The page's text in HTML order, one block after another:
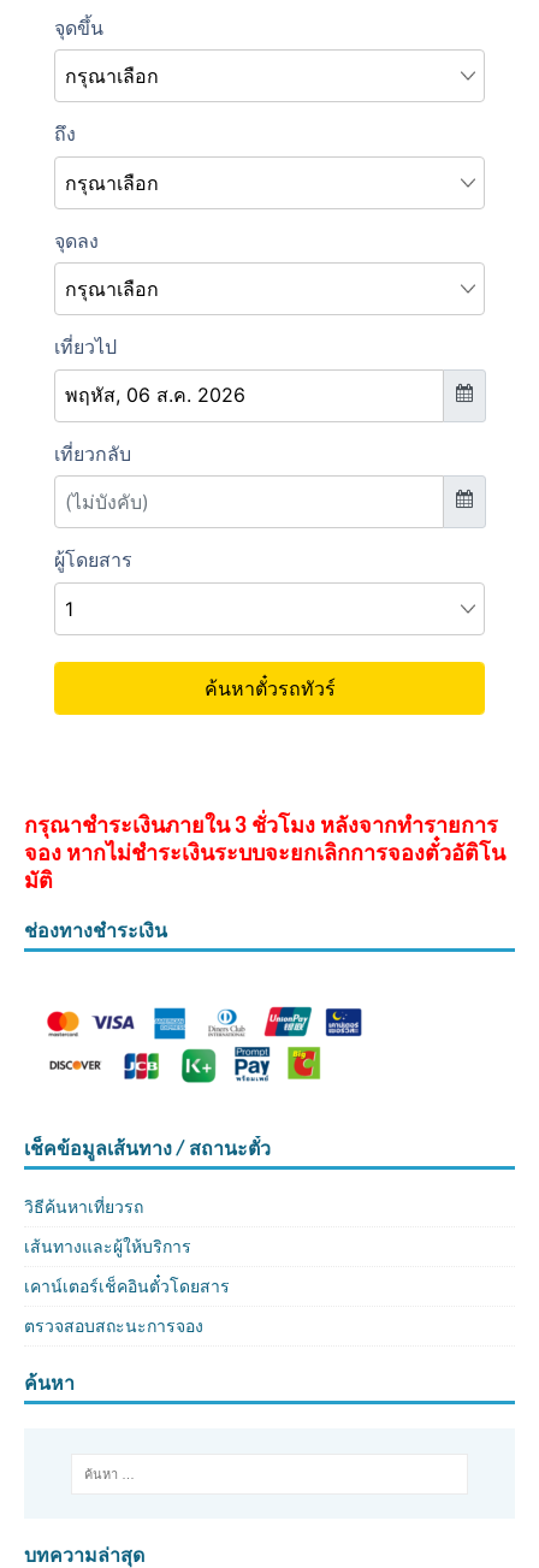
กรุณาชำระเงินภายใน 3 ชั่วโมง หลังจากทำรายการ
จอง หากไม่ชำระเงินระบบจะยกเลิกการจองตั๋วอัติโน
มัติ
ช่องทางชำระเงิน
เช็คข้อมูลเส้นทาง / สถานะตั๋ว
วิธีค้นหาเที่ยวรถ
เส้นทางและผู้ให้บริการ
เคาน์เตอร์เช็คอินตั๋วโดยสาร
ตรวจสอบสถะนะการจอง
ค้นหา
บทความล่าสุด